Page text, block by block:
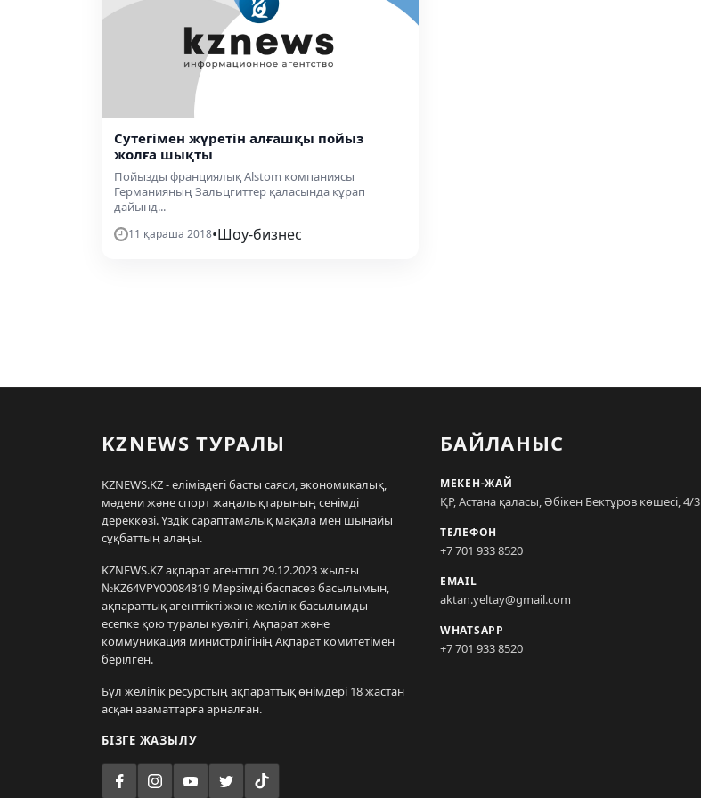
Сутегімен жүретін алғашқы пойыз
жолға шықты
Пойызды франциялық Alstom компаниясы
Германияның Зальцгиттер қаласында құрап
дайынд...
11 қараша 2018•Шоу-бизнес
KZNEWS ТУРАЛЫ
KZNEWS.KZ - еліміздегі басты саяси, экономикалық,
мәдени және спорт жаңалықтарының сенімді
дереккөзі. Үздік сараптамалық мақала мен шынайы
сұқбаттың алаңы.
KZNEWS.KZ ақпарат агенттігі 29.12.2023 жылғы
№KZ64VPY00084819 Мерзімді баспасөз басылымын,
ақпараттық агенттікті және желілік басылымды
есепке қою туралы куәлігі, Ақпарат және
коммуникация министрлігінің Ақпарат комитетімен
берілген.
Бұл желілік ресурстың ақпараттық өнімдері 18 жастан
асқан азаматтарға арналған.
БІЗГЕ ЖАЗЫЛУ
БАЙЛАНЫС
МЕКЕН-ЖАЙ
ҚР, Астана қаласы, Әбікен Бектұров көшесі, 4/3
ТЕЛЕФОН
+7 701 933 8520
EMAIL
aktan.yeltay@gmail.com
WHATSAPP
+7 701 933 8520